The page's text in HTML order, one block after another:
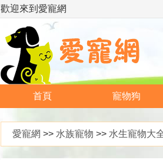
歡迎來到愛寵網
首頁 寵物狗
愛寵網 >> 水族寵物 >> 水生寵物大